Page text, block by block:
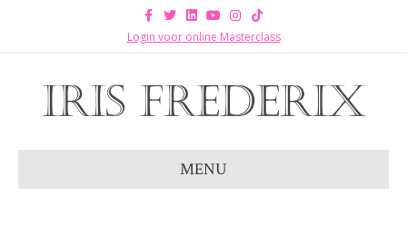
Facebook
TwitterLinkedinYoutubeInstagram
Tiktok
Login voor online Masterclass
MENU